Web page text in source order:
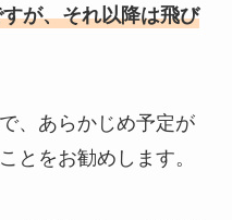
が、それ以降は飛び
、あらかじめ予定が
とをお勧めします。